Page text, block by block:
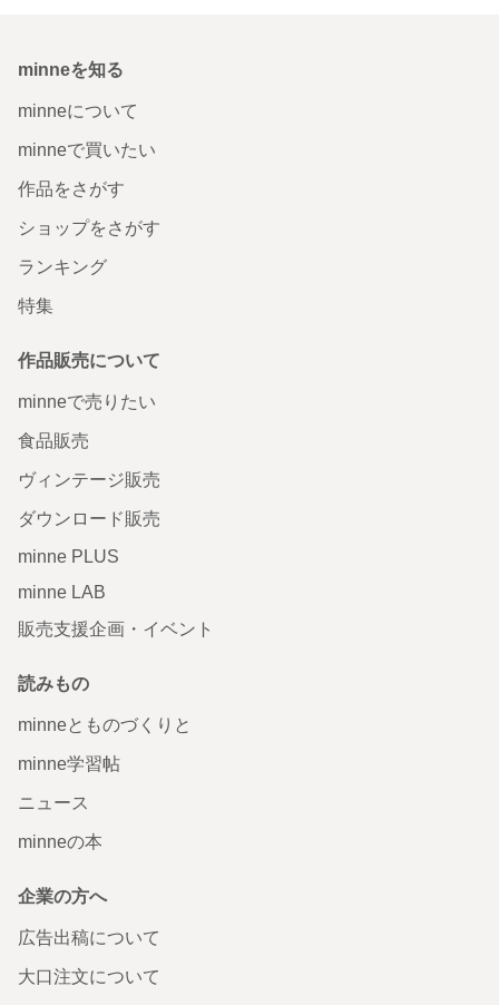
minneを知る
minneについて
minneで買いたい
作品をさがす
ショップをさがす
ランキング
特集
作品販売について
minneで売りたい
食品販売
ヴィンテージ販売
ダウンロード販売
minne PLUS
minne LAB
販売支援企画・イベント
読みもの
minneとものづくりと
minne学習帖
ニュース
minneの本
企業の方へ
広告出稿について
大口注文について